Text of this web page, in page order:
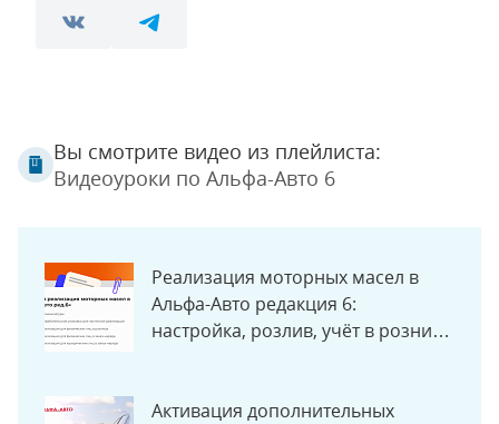
Вы смотрите видео из плейлиста:
Видеоуроки по Альфа-Авто 6
Реализация моторных масел в
Альфа-Авто редакция 6:
настройка, розлив, учёт в рознице
Активация дополнительных